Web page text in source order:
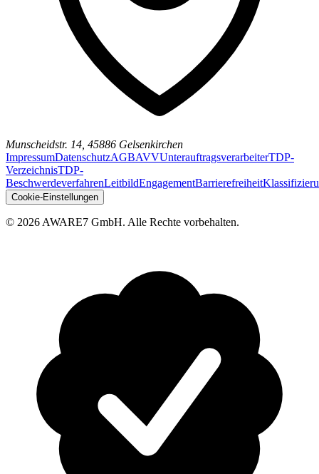
Munscheidstr. 14, 45886 Gelsenkirchen
ImpressumDatenschutzAGBAVVUnterauftragsverarbeiterTDP-
VerzeichnisTDP-
BeschwerdeverfahrenLeitbildEngagementBarrierefreiheit
Cookie-Einstellungen
© 2026 AWARE7 GmbH. Alle Rechte vorbehalten.